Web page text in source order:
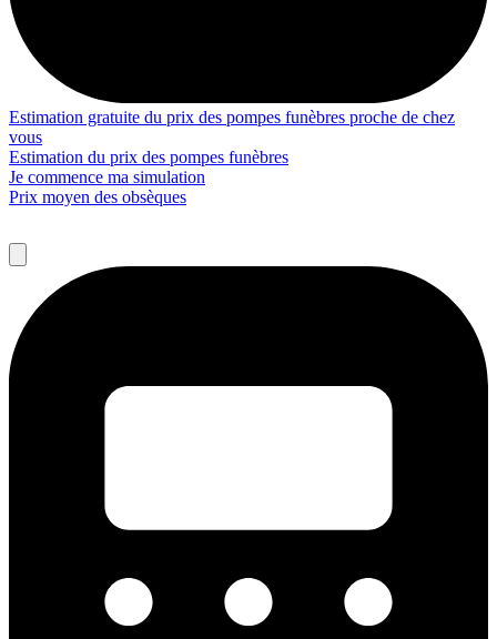
Estimation gratuite du prix des pompes funèbres proche de chez
vous
Estimation du prix des pompes funèbres
Je commence ma simulation
Prix moyen des obsèques